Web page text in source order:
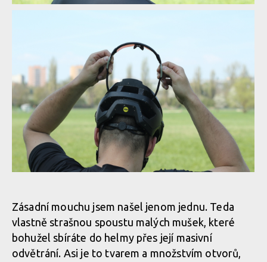
Test: Fox Flux - legendární helma zcela v novém
Test: Fox Flux - legendární helma zcela v novém
Test: Fox Flux - legendární helma zcela v novém
Zásadní mouchu jsem našel jenom jednu. Teda
vlastně strašnou spoustu malých mušek, které
bohužel sbíráte do helmy přes její masivní
odvětrání. Asi je to tvarem a množstvím otvorů,